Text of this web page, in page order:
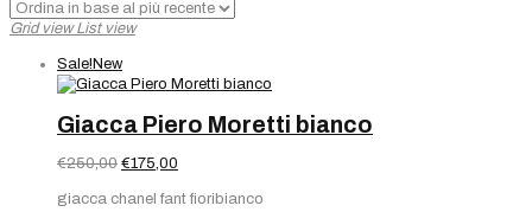
Grid view List view
Sale! New
Giacca Piero Moretti bianco
€250,00 Il
originale
€175,00
attuale
giacca chanel fant fioribianco